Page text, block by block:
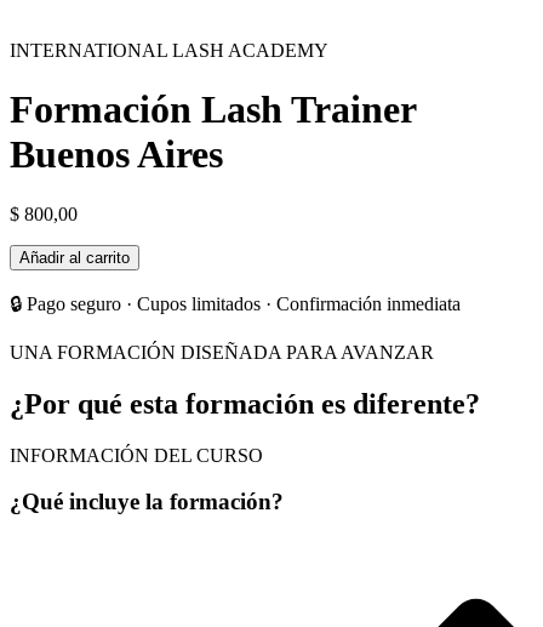
INTERNATIONAL LASH ACADEMY
Formación Lash Trainer
Buenos Aires
$ 800,00
Formación
Lash
Trainer
Buenos
Aires
cantidad
Añadir al carrito
🔒 Pago seguro · Cupos limitados · Confirmación inmediata
UNA FORMACIÓN DISEÑADA PARA AVANZAR
¿Por qué esta formación es diferente?
INFORMACIÓN DEL CURSO
¿Qué incluye la formación?